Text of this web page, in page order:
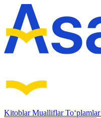
KitoblarMualliflarTo‘plamlar